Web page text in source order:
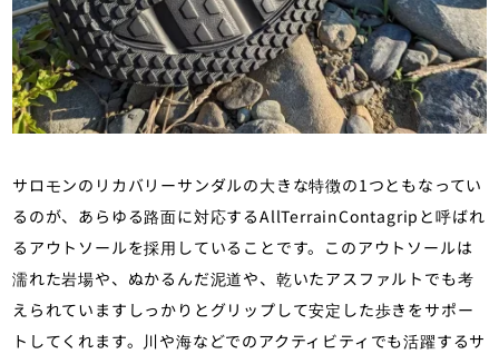
サロモンのリカバリーサンダルの大きな特徴の1つともなってい
るのが、あらゆる路面に対応するAllTerrainContagripと呼ばれ
るアウトソールを採用していることです。このアウトソールは
濡れた岩場や、ぬかるんだ泥道や、乾いたアスファルトでも考
えられていますしっかりとグリップして安定した歩きをサポー
トしてくれます。川や海などでのアクティビティでも活躍するサ